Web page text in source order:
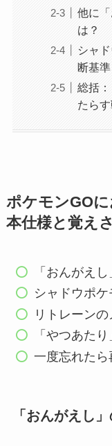
他に
は？
シャ
断基準
総括
たら
ポケモンGO
本仕様と覚え
「おんがえ
シャドウポ
リトレーン
「やつあた
一度忘れたら
「おんがえし